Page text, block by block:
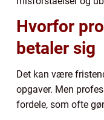
Hvorfor
betaler sig
Det kan være
opgaver. Men
fordele, som ofte